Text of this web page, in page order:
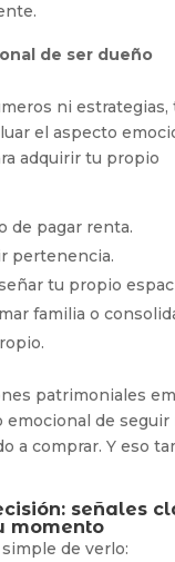
de ser dueño
ni estrategias,
el aspecto
adquirir tu propio
de pagar renta.
pertenencia.
tu propio
familia o
patrimoniales
emocional de seguir
a comprar. Y eso
señales
momento
de verlo: